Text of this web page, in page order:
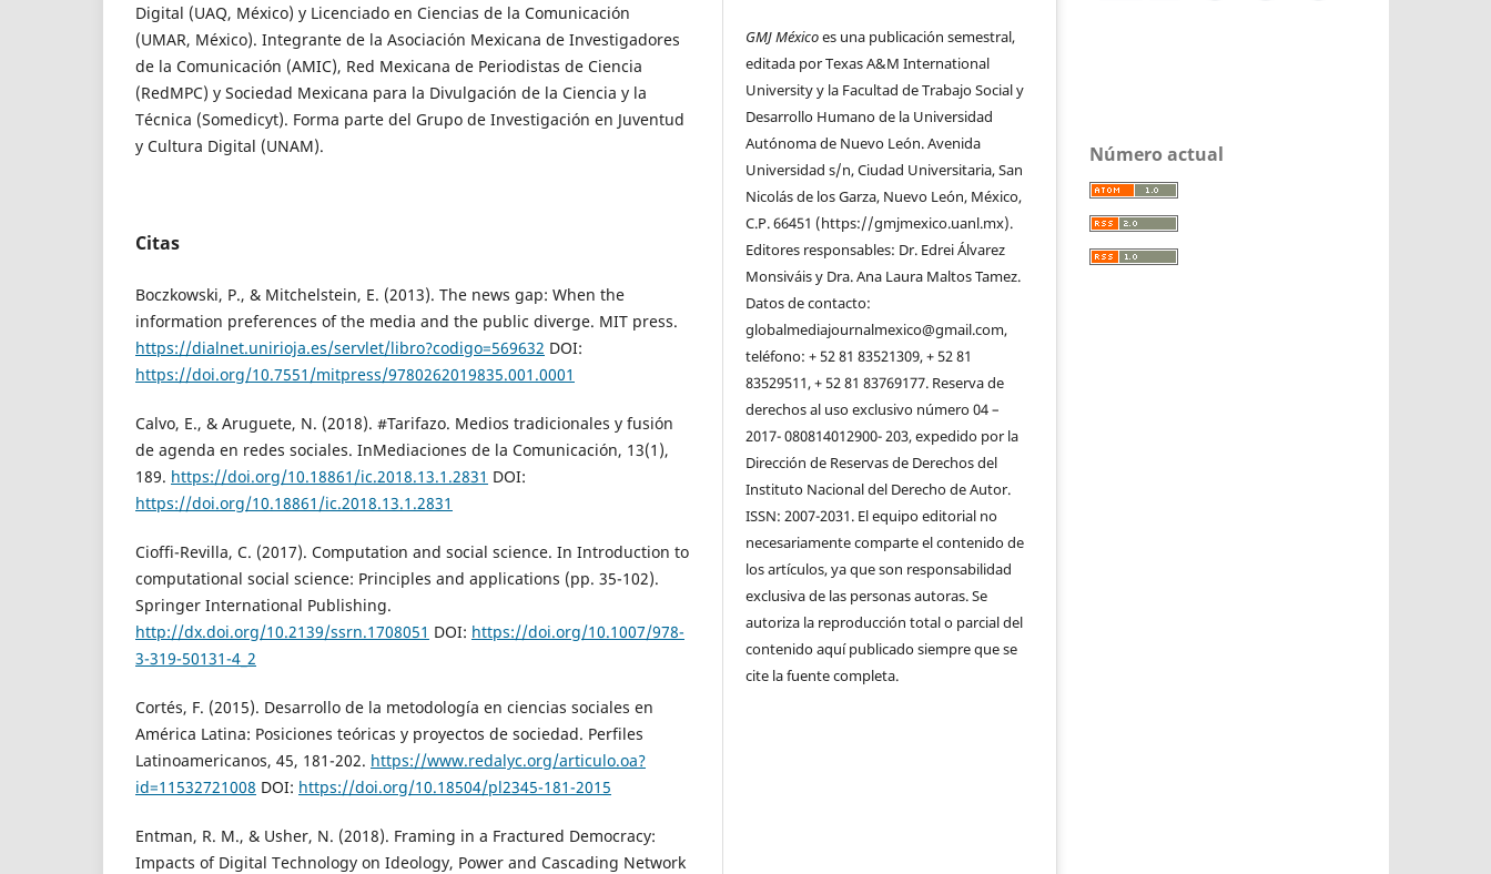
Digital (UAQ, México) y Licenciado en Ciencias de la Comunicación
(UMAR, México). Integrante de la Asociación Mexicana de Investigadores
de la Comunicación (AMIC), Red Mexicana de Periodistas de Ciencia
(RedMPC) y Sociedad Mexicana para la Divulgación de la Ciencia y la
Técnica (Somedicyt). Forma parte del Grupo de Investigación en Juventud
y Cultura Digital (UNAM).
Citas
Boczkowski, P., & Mitchelstein, E. (2013). The news gap: When the
information preferences of the media and the public diverge. MIT press.
https://dialnet.unirioja.es/servlet/libro?codigo=569632 DOI:
https://doi.org/10.7551/mitpress/9780262019835.001.0001
Calvo, E., & Aruguete, N. (2018). #Tarifazo. Medios tradicionales y fusión
de agenda en redes sociales. InMediaciones de la Comunicación, 13(1),
189. https://doi.org/10.18861/ic.2018.13.1.2831 DOI:
https://doi.org/10.18861/ic.2018.13.1.2831
Cioffi-Revilla, C. (2017). Computation and social science. In Introduction to
computational social science: Principles and applications (pp. 35-102).
Springer International Publishing.
http://dx.doi.org/10.2139/ssrn.1708051 DOI: https://doi.org/10.1007/978-
3-319-50131-4_2
Cortés, F. (2015). Desarrollo de la metodología en ciencias sociales en
América Latina: Posiciones teóricas y proyectos de sociedad. Perfiles
Latinoamericanos, 45, 181-202. https://www.redalyc.org/articulo.oa?
id=11532721008 DOI: https://doi.org/10.18504/pl2345-181-2015
Entman, R. M., & Usher, N. (2018). Framing in a Fractured Democracy:
Impacts of Digital Technology on Ideology, Power and Cascading Network
GMJ Méxicoes una publicación semestral,
editada por Texas A&M International
University y la Facultad de Trabajo Social y
Desarrollo Humano de la Universidad
Autónoma de Nuevo León. Avenida
Universidad s/n, Ciudad Universitaria, San
Nicolás de los Garza, Nuevo León, México,
C.P. 66451 (https://gmjmexico.uanl.mx).
Editores responsables: Dr. Edrei Álvarez
Monsiváis y Dra. Ana Laura Maltos Tamez.
Datos de contacto:
globalmediajournalmexico@gmail.com,
teléfono: + 52 81 83521309, + 52 81
83529511, + 52 81 83769177. Reserva de
derechos al uso exclusivo número 04 –
2017- 080814012900- 203, expedido por la
Dirección de Reservas de Derechos del
Instituto Nacional del Derecho de Autor.
ISSN: 2007-2031. El equipo editorial no
necesariamente comparte el contenido de
los artículos, ya que son responsabilidad
exclusiva de las personas autoras. Se
autoriza la reproducción total o parcial del
contenido aquí publicado siempre que se
cite la fuente completa.
Número actual